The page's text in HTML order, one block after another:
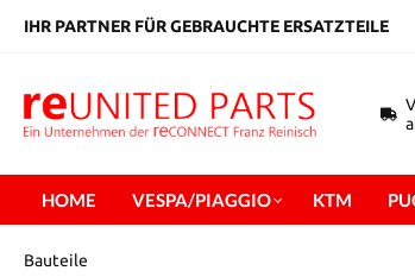
springen
IHR PARTNER FÜR GEBRAUCHTE ERSATZTEILE
HOME VESPA/PIAGGIO KTM
Bauteile